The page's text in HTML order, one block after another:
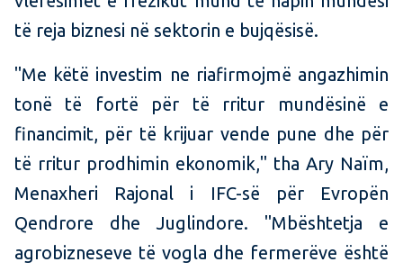
të reja biznesi në sektorin e bujqësisë.
"Me këtë investim ne riafirmojmë angazhimin
tonë të fortë për të rritur mundësinë e
financimit, për të krijuar vende pune dhe për
të rritur prodhimin ekonomik," tha Ary Naïm,
Menaxheri Rajonal i IFC-së për Evropën
Qendrore dhe Juglindore. "Mbështetja e
agrobizneseve të vogla dhe fermerëve është